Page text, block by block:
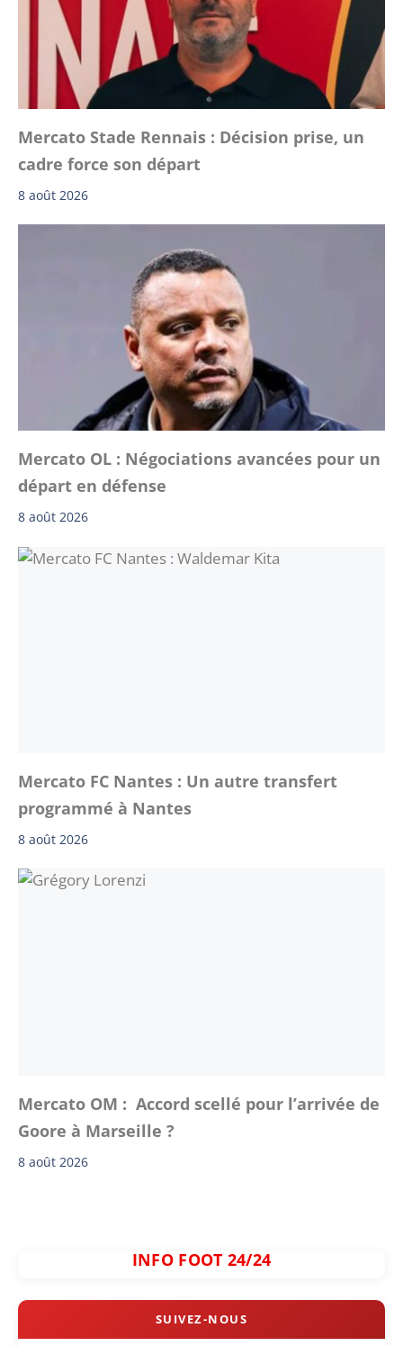
Mercato Stade Rennais : Décision prise, un
cadre force son départ
8 août 2026
Mercato OL : Négociations avancées pour un
départ en défense
8 août 2026
Mercato FC Nantes : Un autre transfert
programmé à Nantes
8 août 2026
Mercato OM : Accord scellé pour l’arrivée de
Goore à Marseille ?
8 août 2026
INFO FOOT 24/24